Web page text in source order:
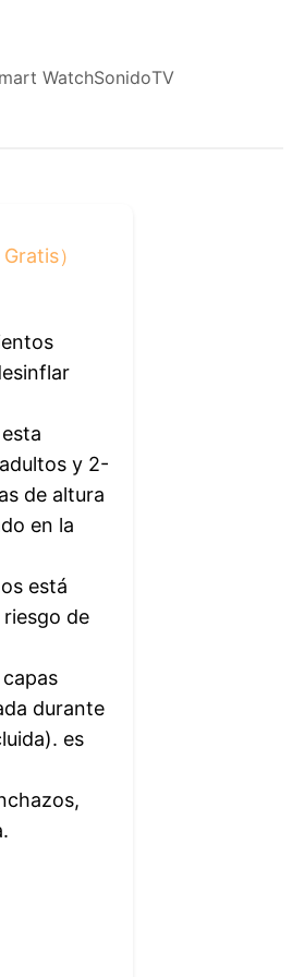
WatchSonidoTV
）
y 2-
de altura
en la
está
de
durante
es